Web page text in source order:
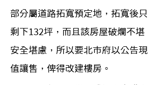
部分屬道路拓寬預定地，拓寬後只
剩下132坪，而且該房屋破爛不堪
安全堪慮，所以要北市府以公告現
值讓售，俾得改建樓房。